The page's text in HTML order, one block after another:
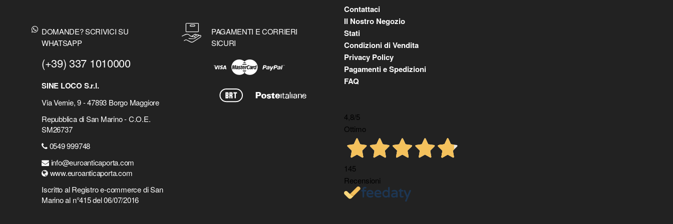
DOMANDE? SCRIVICI SU
WHATSAPP
(+39) 337 1010000
SINE LOCO S.r.l.
Via Vernie, 9 - 47893 Borgo Maggiore
Repubblica di San Marino - C.O.E.
SM26737
0549 999748
info@euroanticaporta.com
www.euroanticaporta.com
Iscritto al Registro e-commerce di San
Marino al n°415 del 06/07/2016
PAGAMENTI E CORRIERI
SICURI
Contattaci
Il Nostro Negozio
Stati
Condizioni di Vendita
Privacy Policy
Pagamenti e Spedizioni
FAQ
4,8/5
Ottimo
145
Recensioni